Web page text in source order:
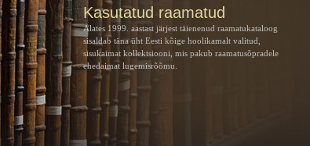
Kasutatud raamatud
Alates 1999. aastast järjest täienenud raamatukataloog
sisaldab täna üht Eesti kõige hoolikamalt valitud,
sisukaimat kollektsiooni, mis pakub raamatusõpradele
ehedaimat lugemisrõõmu.